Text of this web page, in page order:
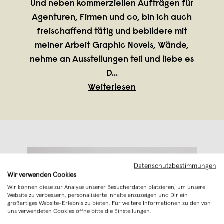
Und neben kommerziellen Aufträgen für
Agenturen, Firmen und co, bin ich auch
freischaffend tätig und bebildere mit
meiner Arbeit Graphic Novels, Wände,
nehme an Ausstellungen teil und liebe es
D...
Weiterlesen
Datenschutzbestimmungen
Wir verwenden Cookies
Wir können diese zur Analyse unserer Besucherdaten platzieren, um unsere
Website zu verbessern, personalisierte Inhalte anzuzeigen und Dir ein
großartiges Website-Erlebnis zu bieten. Für weitere Informationen zu den von
uns verwendeten Cookies öffne bitte die Einstellungen.